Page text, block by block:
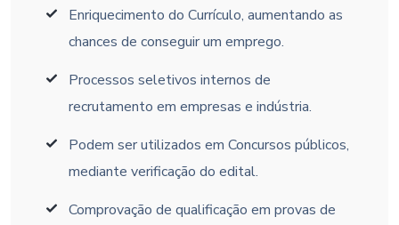
Enriquecimento do Currículo, aumentando as
chances de conseguir um emprego.
Processos seletivos internos de
recrutamento em empresas e indústria.
Podem ser utilizados em Concursos públicos,
mediante verificação do edital.
Comprovação de qualificação em provas de